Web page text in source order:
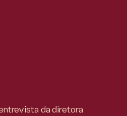
da diretora